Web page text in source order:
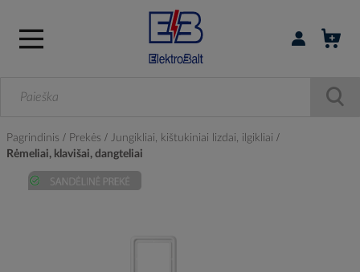
Prisijungti /
Pagrindinis Prekės
Jungikliai, kištukiniai lizdai, ilgikliai
Rėmeliai, klavišai, dangteliai